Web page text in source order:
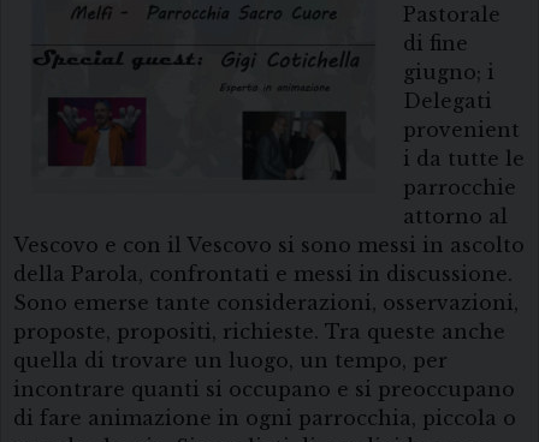
Pastorale
di fine
giugno; i
Delegati
provenient
i da tutte le
parrocchie
attorno al
Vescovo e con il Vescovo si sono messi in ascolto
della Parola, confrontati e messi in discussione.
Sono emerse tante considerazioni, osservazioni,
proposte, propositi, richieste. Tra queste anche
quella di trovare un luogo, un tempo, per
incontrare quanti si occupano e si preoccupano
di fare animazione in ogni parrocchia, piccola o